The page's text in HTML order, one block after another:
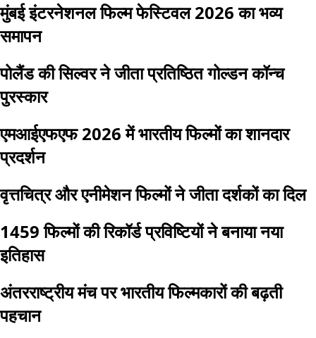
मुंबई इंटरनेशनल फिल्म फेस्टिवल 2026 का भव्य
समापन
पोलैंड की सिल्वर ने जीता प्रतिष्ठित गोल्डन कॉन्च
पुरस्कार
एमआईएफएफ 2026 में भारतीय फिल्मों का शानदार
प्रदर्शन
वृत्तचित्र और एनीमेशन फिल्मों ने जीता दर्शकों का दिल
1459 फिल्मों की रिकॉर्ड प्रविष्टियों ने बनाया नया
इतिहास
अंतरराष्ट्रीय मंच पर भारतीय फिल्मकारों की बढ़ती
पहचान